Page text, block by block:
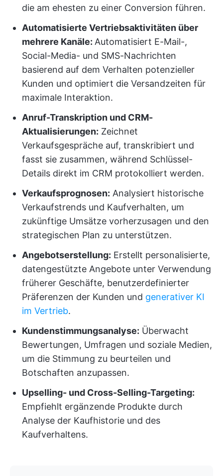
die am ehesten zu einer Conversion führen.
Automatisierte Vertriebsaktivitäten über
mehrere Kanäle: Automatisiert E-Mail-,
Social-Media- und SMS-Nachrichten
basierend auf dem Verhalten potenzieller
Kunden und optimiert die Versandzeiten für
maximale Interaktion.
Anruf-Transkription und CRM-
Aktualisierungen: Zeichnet
Verkaufsgespräche auf, transkribiert und
fasst sie zusammen, während Schlüssel-
Details direkt im CRM protokolliert werden.
Verkaufsprognosen: Analysiert historische
Verkaufstrends und Kaufverhalten, um
zukünftige Umsätze vorherzusagen und den
strategischen Plan zu unterstützen.
Angebotserstellung: Erstellt personalisierte,
datengestützte Angebote unter Verwendung
früherer Geschäfte, benutzerdefinierter
Präferenzen der Kunden und generativer KI
im Vertrieb.
Kundenstimmungsanalyse: Überwacht
Bewertungen, Umfragen und soziale Medien,
um die Stimmung zu beurteilen und
Botschaften anzupassen.
Upselling- und Cross-Selling-Targeting:
Empfiehlt ergänzende Produkte durch
Analyse der Kaufhistorie und des
Kaufverhaltens.